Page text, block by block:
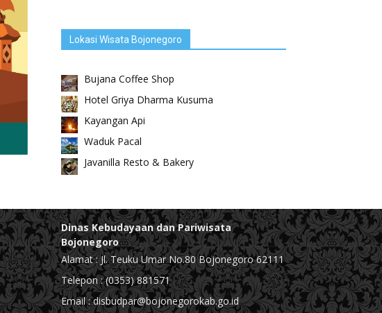
Lokasi Wisata Bojonegoro
Bujana Coffee Shop
Hotel Griya Dharma Kusuma
Kayangan Api
Waduk Pacal
Javanilla Resto & Bakery
Dinas Kebudayaan dan Pariwisata
Bojonegoro
Alamat : Jl. Teuku Umar No.80 Bojonegoro 62111
Telepon : (0353) 881571
Email : disbudpar@bojonegorokab.go.id